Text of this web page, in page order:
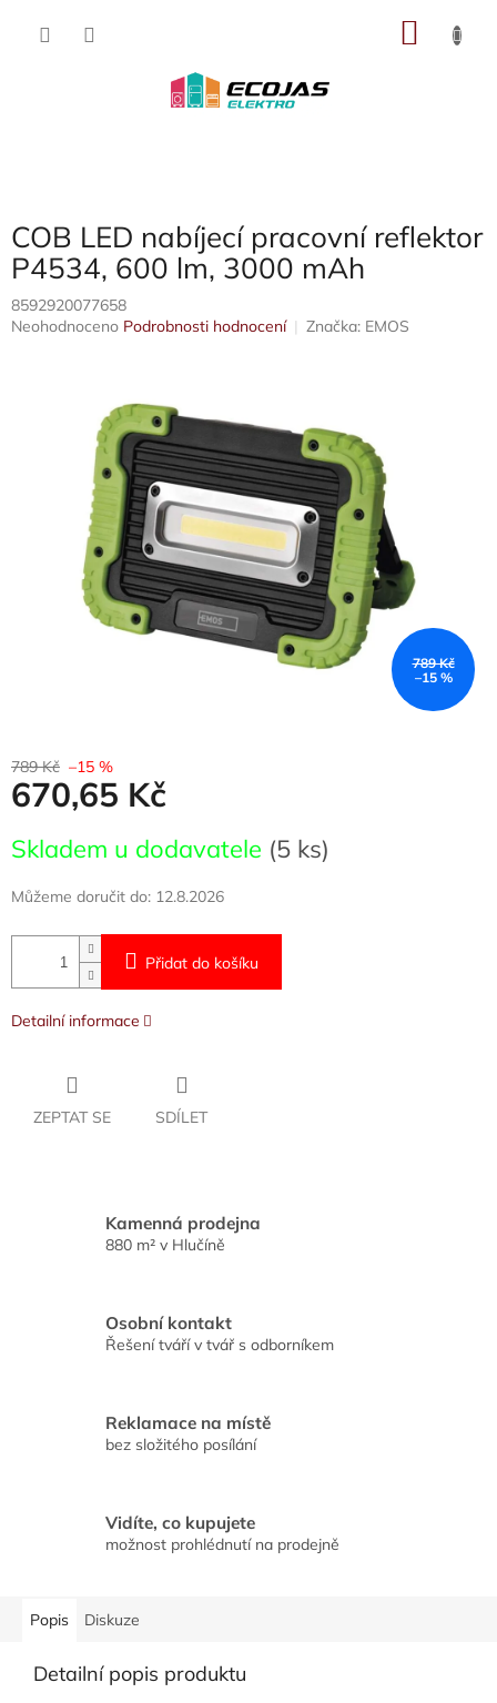
COB LED nabíjecí pracovní reflektor
P4534, 600 lm, 3000 mAh
8592920077658
Průměrné
Neohodnoceno Podrobnosti hodnocení Značka: EMOS
789 Kč
–15 %
789 Kč –15 %
670,65 Kč
cena:
Skladem u dodavatele (5 ks)
Můžeme doručit do: 12.8.2026
Přidat do košíku
Detailní informace
ZEPTAT SE SDÍLET
Kamenná prodejna
880 m² v Hlučíně
Osobní kontakt
Řešení tváří v tvář s odborníkem
Reklamace na místě
bez složitého posílání
Vidíte, co kupujete
možnost prohlédnutí na prodejně
Popis Diskuze
Detailní popis produktu